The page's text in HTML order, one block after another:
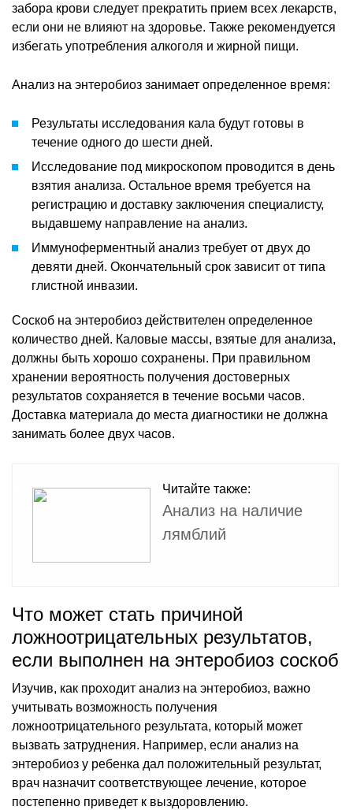
забора крови следует прекратить прием всех лекарств,
если они не влияют на здоровье. Также рекомендуется
избегать употребления алкоголя и жирной пищи.
Анализ на энтеробиоз занимает определенное время:
Результаты исследования кала будут готовы в
течение одного до шести дней.
Исследование под микроскопом проводится в день
взятия анализа. Остальное время требуется на
регистрацию и доставку заключения специалисту,
выдавшему направление на анализ.
Иммуноферментный анализ требует от двух до
девяти дней. Окончательный срок зависит от типа
глистной инвазии.
Соскоб на энтеробиоз действителен определенное
количество дней. Каловые массы, взятые для анализа,
должны быть хорошо сохранены. При правильном
хранении вероятность получения достоверных
результатов сохраняется в течение восьми часов.
Доставка материала до места диагностики не должна
занимать более двух часов.
Читайте также:
Анализ на наличие
лямблий
Что может стать причиной
ложноотрицательных результатов,
если выполнен на энтеробиоз соскоб
Изучив, как проходит анализ на энтеробиоз, важно
учитывать возможность получения
ложноотрицательного результата, который может
вызвать затруднения. Например, если анализ на
энтеробиоз у ребенка дал положительный результат,
врач назначит соответствующее лечение, которое
постепенно приведет к выздоровлению.